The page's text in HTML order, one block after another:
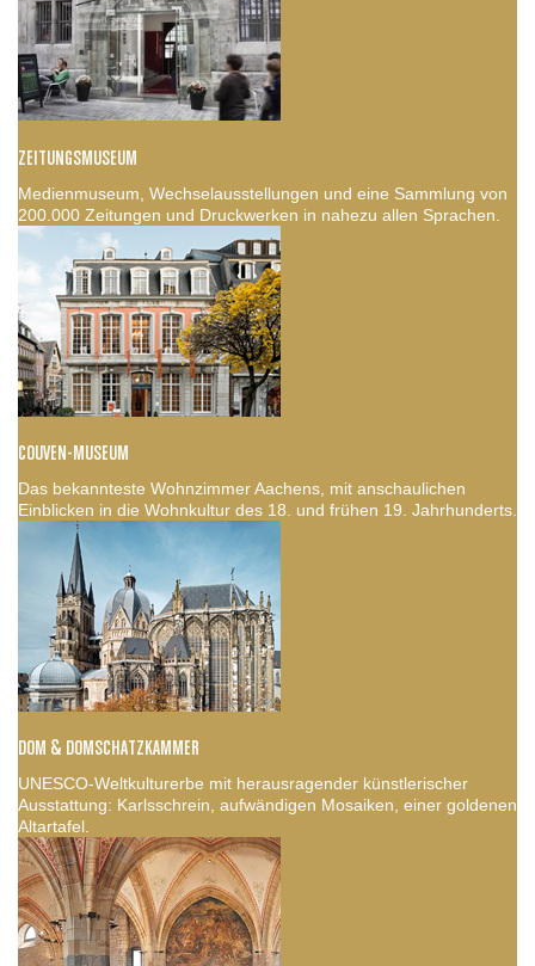
ZEITUNGSMUSEUM
Medienmuseum, Wechselausstellungen und eine Sammlung von
200.000 Zeitungen und Druckwerken in nahezu allen Sprachen.
COUVEN-MUSEUM
Das bekannteste Wohnzimmer Aachens, mit anschaulichen
Einblicken in die Wohnkultur des 18. und frühen 19. Jahrhunderts.
DOM & DOMSCHATZKAMMER
UNESCO-Weltkulturerbe mit herausragender künstlerischer
Ausstattung: Karlsschrein, aufwändigen Mosaiken, einer goldenen
Altartafel.